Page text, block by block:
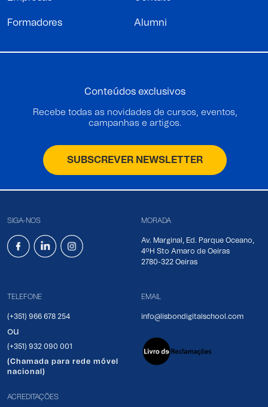
Formadores Alumni
Conteúdos exclusivos
Recebe todas as novidades de cursos, eventos,
campanhas e artigos.
SUBSCREVER NEWSLETTER
SIGA-NOS MORADA
Av. Marginal, Ed. Parque Oceano,
4ºH Sto Amaro de Oeiras
2780-322 Oeiras
TELEFONE
(+351) 966 678 254
ou
(+351) 932 090 001
(Chamada para rede móvel
nacional)
EMAIL
info@lisbondigitalschool.com
ACREDITAÇÕES